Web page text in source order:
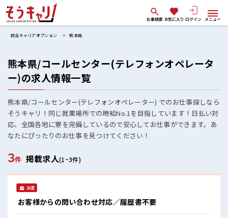
仕事検索 お気に入り ログイン メニュー
綜合キャリアオプション 熊本県
熊本県/コールセンター(テレフォンオペレータ
ー)の求人情報一覧
熊本県/コールセンター(テレフォンオペレーター) でのお仕事探しなら
そうキャリ！同じ就業場所での時給No.1を目指しています！日払い対
応、全国各地に寮を完備しているので安心してお仕事ができます。あ
なたにぴったりのお仕事を見つけてください！
3件 掲載求人(1~3件)
派遣
お客様からの問い合わせ対応／履歴書不要